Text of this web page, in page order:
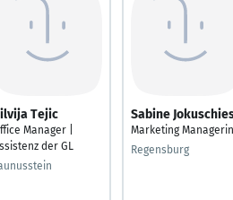
Tejic
Manager |
der GL
Sabine
Marketing Managerin
Regensburg